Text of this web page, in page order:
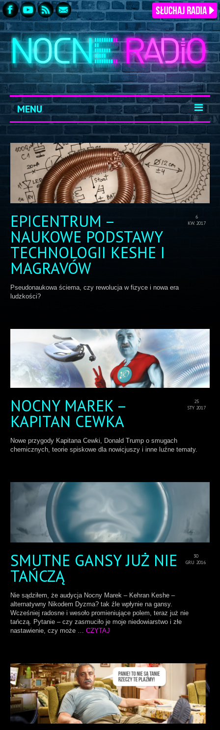
MENU
START
ARCHIWUM
KONTAKT
LOGOWANIE
6
KW. 2017
EPICENTRUM –
NAUKOWE PODSTAWY
TECHNOLOGII KESHE I
MAGRAVÓW
Pseudonaukowa ściema, czy rewolucja w fizyce i nowa era
ludzkości?
25
STY 2017
NOCNY MAREK –
KAPITAN CEWKA
Nowe przygody Kapitana Cewki, Donald Trump o smugach
chemicznych, teorie spiskowe dla nowicjuszy i inne luźne tematy.
30
GRU 2016
SMUTNE GANSY JUŻ NIE
TAŃCZĄ
Nie sądziłem, że audycja Nocny Marek – Kehran Keshe –
alternatywny Nikodem Dyzma? tak źle wpłynie na gansy.
Wcześniej radosne i wesoło promieniujące polem, teraz już nie
tańczą. Pytanie – czy zasmuciło je moje niedowiarstwo i złe
nastawienie, czy może … CZYTAJ